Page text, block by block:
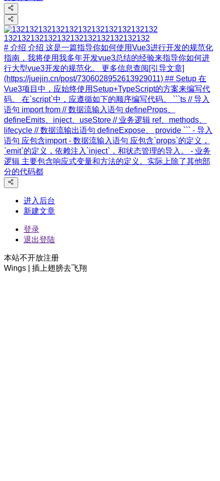
132132132132132132132132132132132
# 介绍 介绍 这是一篇指导你如何使用Vue3进行开发的规范化
指南，我将使用我多年开发vue3总结的经验来指导你如何进
行大型vue3开发的规范化。 更多信息查阅[引导文章]
(https://juejin.cn/post/7306028952613929011) ## Setup 在
Vue3项目中，应始终使用Setup+TypeScript的方案来编写代
码。 在`script`中，应遵循如下的顺序编写代码。 ```ts // 导入
语句 import from // 数据流输入语句 defineProps、
defineEmits、inject、useStore // 业务逻辑 ref、methods、
lifecycle // 数据流输出语句 defineExpose、 provide ``` - 导入
语句 应包含import - 数据流输入语句 应包含`props`的定义，
`emit`的定义，依赖注入`inject`，和状态管理的导入。 - 业务
逻辑 主要包含响应式变量和方法的定义。实际上除了其他部
分的代码都
进入后台
新建文章
登录
退出登陆
本站不开放注册
Wings | 插上翅膀去飞翔